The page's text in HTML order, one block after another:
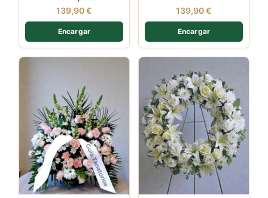
139,90€
Encargar
139,90€
Encargar